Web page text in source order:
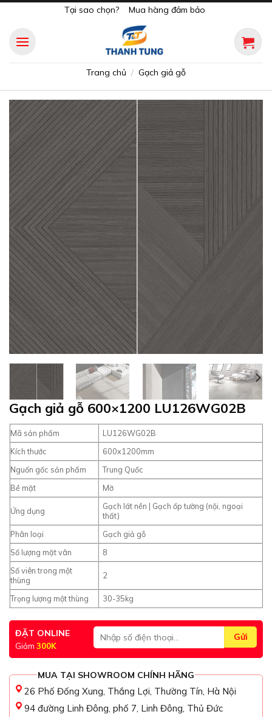
content
Tại sao chọn? Mua hàng đảm bảo
Trang chủ / Gạch giả gỗ
Gạch giả gỗ 600×1200 LU126WG02B
Mã sản phẩm
LU126WG02B
Kích thước
600x1200mm
Nguốn gốc sản phẩm
Trung Quốc
Bề mặt
Mờ
Ứng dụng
Gạch lát nền | Gạch ốp tường (nội, ngoại
thất)
Phân loại
Gạch giả gỗ
Số lượng mặt vân
8
Số viên trong một
thùng
2
Trọng lượng một thùng 30-35kg
ĐẶT ONLINE
Giảm 300K
MUA TẠI SHOWROOM CHÍNH HÃNG
26 Phố Đống Xung, Thắng Lợi, Thường Tín, Hà Nội
94 đường Linh Đông, phố 7, Linh Đông, Thủ Đức